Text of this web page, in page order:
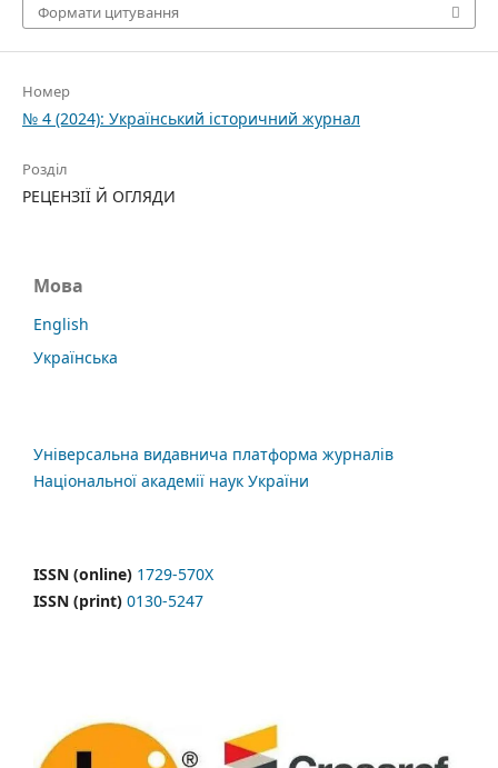
Формати цитування
Номер
№ 4 (2024): Український історичний журнал
Розділ
РЕЦЕНЗІЇ Й ОГЛЯДИ
Мова
English
Українська
Універсальна видавнича платформа журналів
Національної академії наук України
ISSN (online) 1729-570X
ISSN (print) 0130-5247